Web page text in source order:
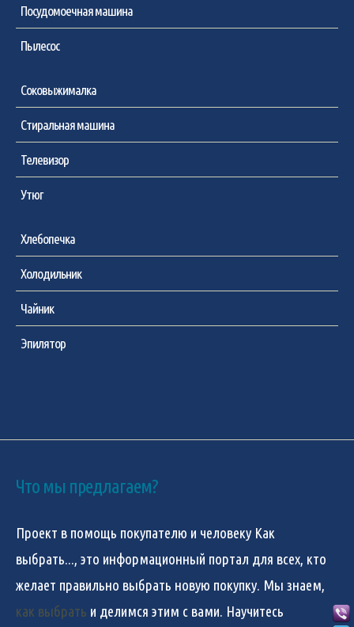
Посудомоечная машина
Пылесос
Соковыжималка
Стиральная машина
Телевизор
Утюг
Хлебопечка
Холодильник
Чайник
Эпилятор
Что мы предлагаем?
Проект в помощь покупателю и человеку Как
выбрать..., это информационный портал для всех, кто
желает правильно выбрать новую покупку. Мы знаем,
как выбрать и делимся этим с вами. Научитесь